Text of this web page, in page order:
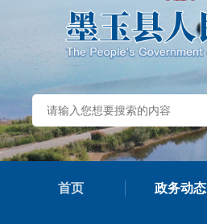
首页 政务动态